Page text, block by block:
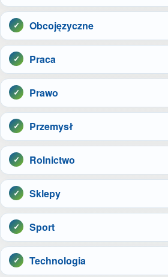
Obcojęzyczne
Praca
Prawo
Przemysł
Rolnictwo
Sklepy
Sport
Technologia